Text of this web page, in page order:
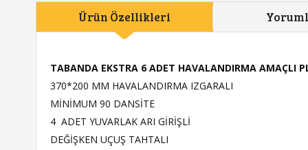
Ürün Özellikleri
TABANDA EKSTRA 6 ADET HAVALANDIRMA AMAÇLI
370*200 MM HAVALANDIRMA IZGARALI
MİNİMUM 90 DANSİTE
4 ADET YUVARLAK ARI GİRİŞLİ
DEĞİŞKEN UÇUŞ TAHTALI